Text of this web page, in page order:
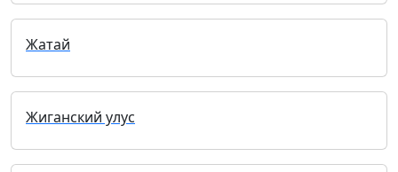
Жатай
Жиганский улус